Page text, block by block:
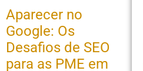
Aparecer no
Google: Os
Desafios de SEO
para as PME em